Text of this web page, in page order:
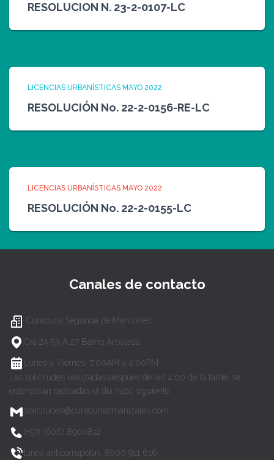
RESOLUCION N. 23-2-0107-LC
LICENCIAS URBANÍSTICAS MAYO 2022
RESOLUCIÓN No. 22-2-0156-RE-LC
LICENCIAS URBANÍSTICAS MAYO 2022
RESOLUCIÓN No. 22-2-0155-LC
Canales de contacto
Curaduría Segunda de Manizales
Cra 24 53 A 27 Barrio Arboleda
Lunes a Viernes, 7:00AM a 4:00PM
Las solicitudes realizadas después de las 4:00 de la tarde, se
entenderán radicadas el día hábil siguiente.
solicitudes@curaduria2manizales.com
(+57) (606) 8900812
Línea anticorrupción: 8000 911 616